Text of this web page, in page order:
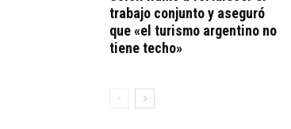
trabajo conjunto y aseguró
que «el turismo argentino no
tiene techo»